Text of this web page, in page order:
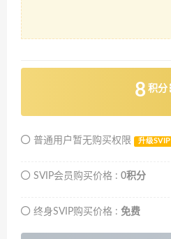
8 积分
普通用户暂无购买权限 升级SVIP
SVIP会员购买价格 : 0积分
终身SVIP购买价格 : 免费